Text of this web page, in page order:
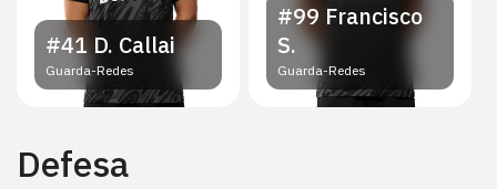
#41D. Callai
Guarda-Redes
#99 Francisco
S.
Guarda-Redes
Defesa